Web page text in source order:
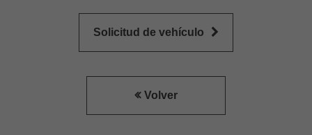
Solicitud de vehículo
Volver